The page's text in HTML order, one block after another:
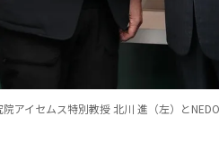
アイセムス特別教授 北川 進（左）と